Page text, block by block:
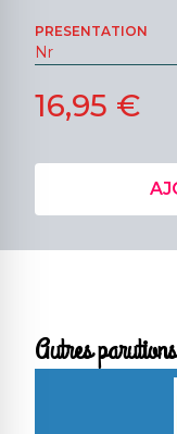
PRESENTATION
Nr
16,95 €
Autres